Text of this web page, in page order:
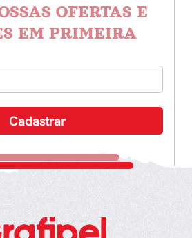
OFERTAS E
EM PRIMEIRA